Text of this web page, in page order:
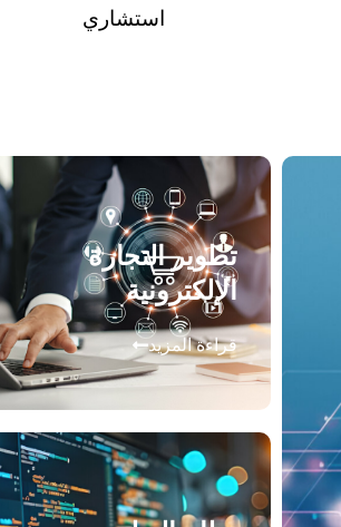
استشاري
تطوير التجارة
الإلكترونية
قراءة المزيد